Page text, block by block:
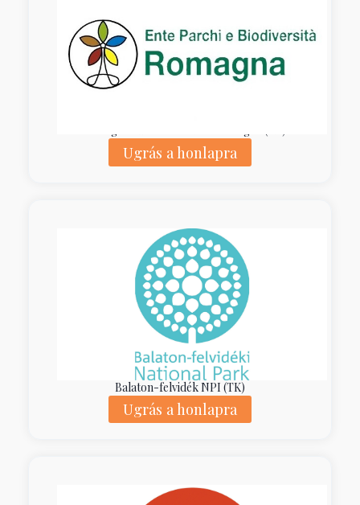
Ugrás a honlapra
Balaton-felvidék NPI (TK)
Ugrás a honlapra